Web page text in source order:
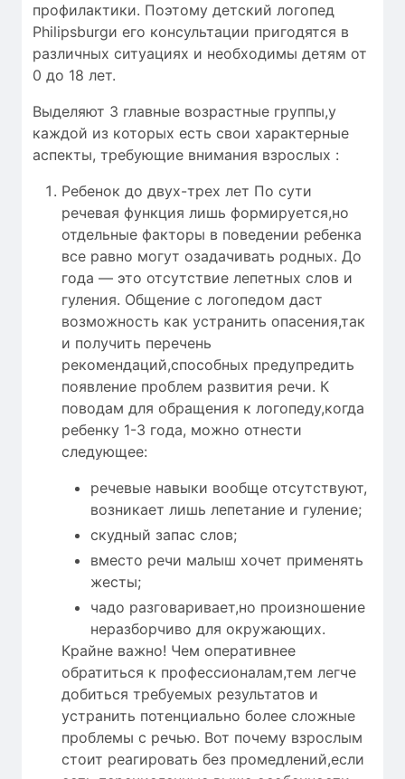
профилактики. Поэтому детский логопед
Philipsburgи его консультации пригодятся в
различных ситуациях и необходимы детям от
0 до 18 лет.
Выделяют 3 главные возрастные группы,у
каждой из которых есть свои характерные
аспекты, требующие внимания взрослых :
Ребенок до двух-трех лет По сути
речевая функция лишь формируется,но
отдельные факторы в поведении ребенка
все равно могут озадачивать родных. До
года — это отсутствие лепетных слов и
гуления. Общение с логопедом даст
возможность как устранить опасения,так
и получить перечень
рекомендаций,способных предупредить
появление проблем развития речи. К
поводам для обращения к логопеду,когда
ребенку 1-3 года, можно отнести
следующее:
речевые навыки вообще отсутствуют,
возникает лишь лепетание и гуление;
скудный запас слов;
вместо речи малыш хочет применять
жесты;
чадо разговаривает,но произношение
неразборчиво для окружающих.
Крайне важно! Чем оперативнее
обратиться к профессионалам,тем легче
добиться требуемых результатов и
устранить потенциально более сложные
проблемы с речью. Вот почему взрослым
стоит реагировать без промедлений,если